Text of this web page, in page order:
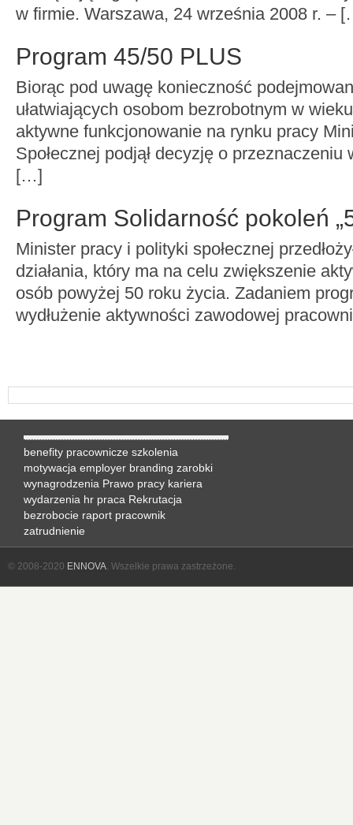
w firmie. Warszawa, 24 września 2008 r. –
Program 45/50 PLUS
Biorąc pod uwagę konieczność
ułatwiających osobom bezrobotnym w
aktywne funkcjonowanie na rynku pracy
Społecznej podjął decyzję o
[…]
Program Solidarność pokoleń
Minister pracy i polityki społecznej
działania, który ma na celu zwiększenie
osób powyżej 50 roku życia. Zadaniem
wydłużenie aktywności zawodowej
benefity pracownicze szkolenia
motywacja employer branding zarobki
wynagrodzenia Prawo pracy kariera
wydarzenia hr praca Rekrutacja
bezrobocie raport pracownik
zatrudnienie
© 2008-2020 ENNOVA. Wszelkie prawa zastrzeżone.